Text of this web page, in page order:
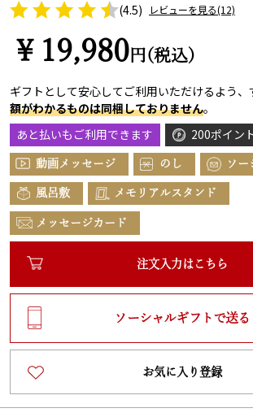
(4.5) レビューを見る(12)
￥19,980 円(税込)
ギフトとして安心してご利用いただけるよう、
額がわかるものは同梱しておりません。
あと払いもご利用できます
200ポイン
動画メッセージ のし ソー
風呂敷 メモリアルスタンド
メッセージカード
注文入力はこちら
ソーシャルギフトで送る
お気に入り登録